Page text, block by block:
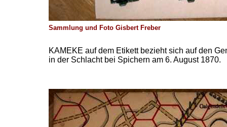
Sammlung und Foto Gisbert Freber
KAMEKE auf dem Etikett bezieht sich auf den
in der Schlacht bei Spichern am 6. August 1870.